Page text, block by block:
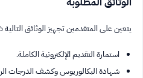
يتعين على المتقدمين تجهيز الوثائق
استمارة التقديم الإلكترونية الكاملة.
شهادة البكالوريوس وكشف الدرجات